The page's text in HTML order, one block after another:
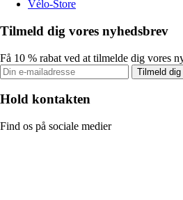
Vélo-Store
Tilmeld dig vores nyhedsbrev
Få 10 % rabat ved at tilmelde dig vores
Tilmeld dig
Hold kontakten
Find os på sociale medier